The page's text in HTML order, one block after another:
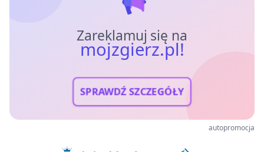
Zareklamuj się na
mojzgierz.pl!
SPRAWDŹ SZCZEGÓŁY
autopromocja